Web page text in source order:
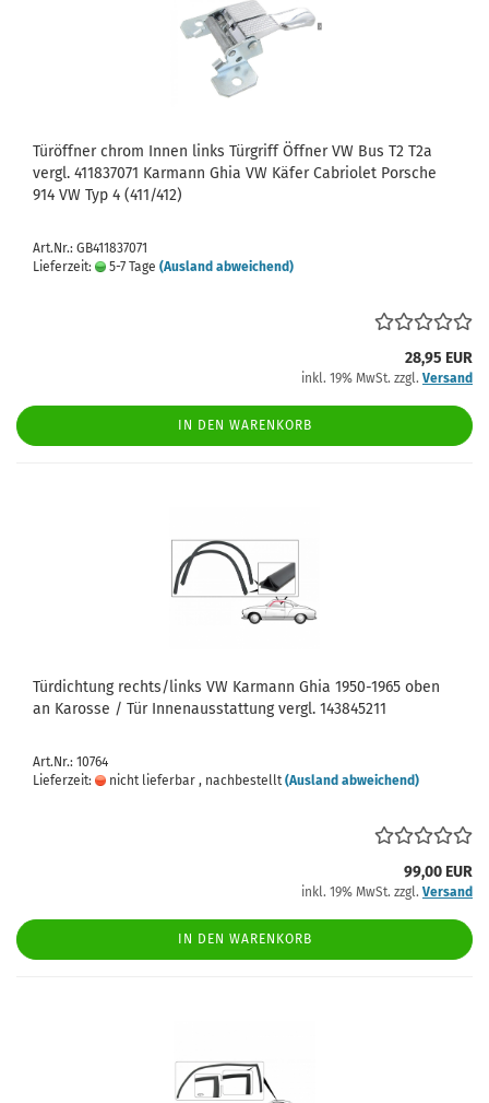
Türöffner chrom Innen links Türgriff Öffner VW Bus T2 T2a
vergl. 411837071 Karmann Ghia VW Käfer Cabriolet Porsche
914 VW Typ 4 (411/412)
Art.Nr.: GB411837071
Lieferzeit:
5-7 Tage (Ausland abweichend)
28,95 EUR
inkl. 19% MwSt. zzgl. Versand
IN DEN WARENKORB
Türdichtung rechts/links VW Karmann Ghia 1950-1965 oben
an Karosse / Tür Innenausstattung vergl. 143845211
Art.Nr.: 10764
Lieferzeit:
nicht lieferbar , nachbestellt (Ausland abweichend)
99,00 EUR
inkl. 19% MwSt. zzgl. Versand
IN DEN WARENKORB